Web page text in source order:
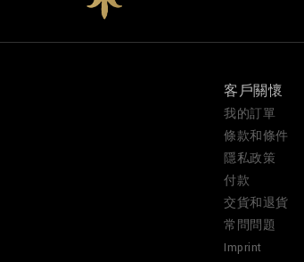
客戶關懷
我的訂單
條款和條件
隱私政策
付款
交貨和退貨
常問問題
Imprint